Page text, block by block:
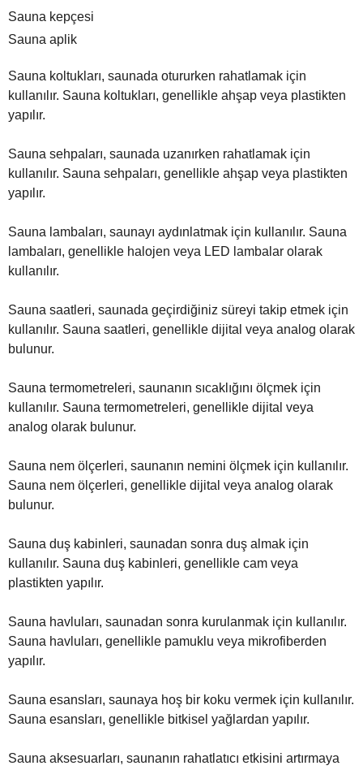
Sauna kepçesi
Sauna aplik
Sauna koltukları, saunada otururken rahatlamak için
kullanılır. Sauna koltukları, genellikle ahşap veya plastikten
yapılır.
Sauna sehpaları, saunada uzanırken rahatlamak için
kullanılır. Sauna sehpaları, genellikle ahşap veya plastikten
yapılır.
Sauna lambaları, saunayı aydınlatmak için kullanılır. Sauna
lambaları, genellikle halojen veya LED lambalar olarak
kullanılır.
Sauna saatleri, saunada geçirdiğiniz süreyi takip etmek için
kullanılır. Sauna saatleri, genellikle dijital veya analog olarak
bulunur.
Sauna termometreleri, saunanın sıcaklığını ölçmek için
kullanılır. Sauna termometreleri, genellikle dijital veya
analog olarak bulunur.
Sauna nem ölçerleri, saunanın nemini ölçmek için kullanılır.
Sauna nem ölçerleri, genellikle dijital veya analog olarak
bulunur.
Sauna duş kabinleri, saunadan sonra duş almak için
kullanılır. Sauna duş kabinleri, genellikle cam veya
plastikten yapılır.
Sauna havluları, saunadan sonra kurulanmak için kullanılır.
Sauna havluları, genellikle pamuklu veya mikrofiberden
yapılır.
Sauna esansları, saunaya hoş bir koku vermek için kullanılır.
Sauna esansları, genellikle bitkisel yağlardan yapılır.
Sauna aksesuarları, saunanın rahatlatıcı etkisini artırmaya